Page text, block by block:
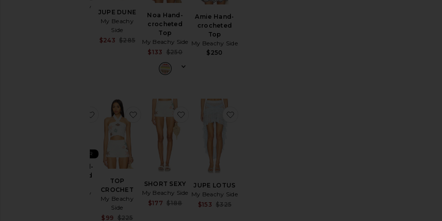
My Beachy
JUPE DUNE
My Beachy
Side
Sale price:
$243
Previous price:
$285
Noa Hand-
crocheted
Top
My Beachy Side
Sale price:
$133 $250
Amie Hand-
crocheted
Top
My Beachy Side
$250
Vera Hand-
crocheted
My Beachy
BEST SELLER
ajouter aux préférésVera Hand-crocheted Polo Top
TOP
CROCHET
My Beachy
Side
$99 $225
ajouter aux préférésTOP CROCHET
SHORT SEXY
My Beachy Side
Sale price:
$177 $188
ajouter aux préférésSHORT SEXY
JUPE LOTUS
My Beachy Side
$153 $325